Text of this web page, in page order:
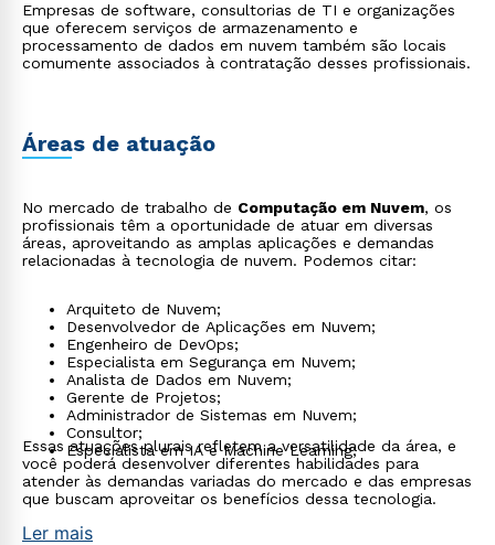
Empresas de software, consultorias de TI e organizações
que oferecem serviços de armazenamento e
processamento de dados em nuvem também são locais
comumente associados à contratação desses profissionais.
Áreas de atuação
No mercado de trabalho de Computação em Nuvem, os
profissionais têm a oportunidade de atuar em diversas
áreas, aproveitando as amplas aplicações e demandas
relacionadas à tecnologia de nuvem. Podemos citar:
Arquiteto de Nuvem;
Desenvolvedor de Aplicações em Nuvem;
Engenheiro de DevOps;
Especialista em Segurança em Nuvem;
Analista de Dados em Nuvem;
Gerente de Projetos;
Administrador de Sistemas em Nuvem;
Consultor;
Especialista em IA e Machine Learning;
Essas atuações plurais refletem a versatilidade da área, e
você poderá desenvolver diferentes habilidades para
atender às demandas variadas do mercado e das empresas
que buscam aproveitar os benefícios dessa tecnologia.
Ler mais